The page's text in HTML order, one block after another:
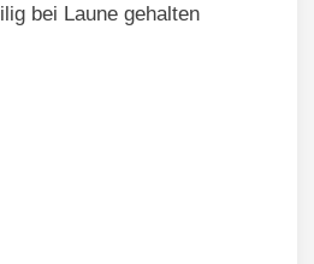
bei Laune gehalten